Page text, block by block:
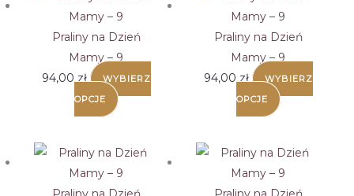
Praliny na Dzień
Mamy – 9
94,00 zł
WYBIERZ
OPCJE
Praliny na Dzień
Mamy – 9
94,00 zł
WYBIERZ
OPCJE